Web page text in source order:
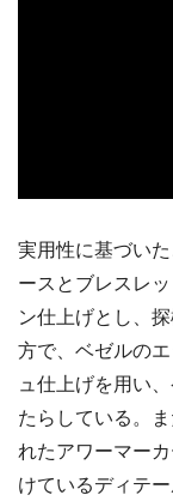
実用性に基づい
ースとブレスレ
ン仕上げとし、
方で、ベゼルの
ュ仕上げを用い
たらしている。
れたアワーマー
けているディテー